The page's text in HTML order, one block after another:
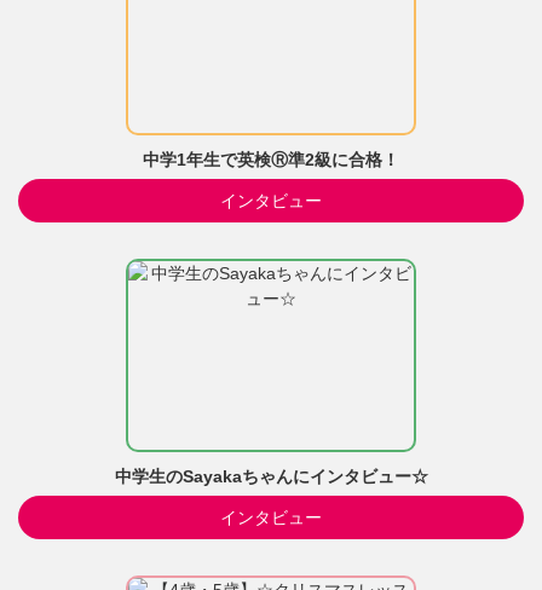
中学1年生で英検Ⓡ準2級に合格！
インタビュー
中学生のSayakaちゃんにインタビュー☆
インタビュー